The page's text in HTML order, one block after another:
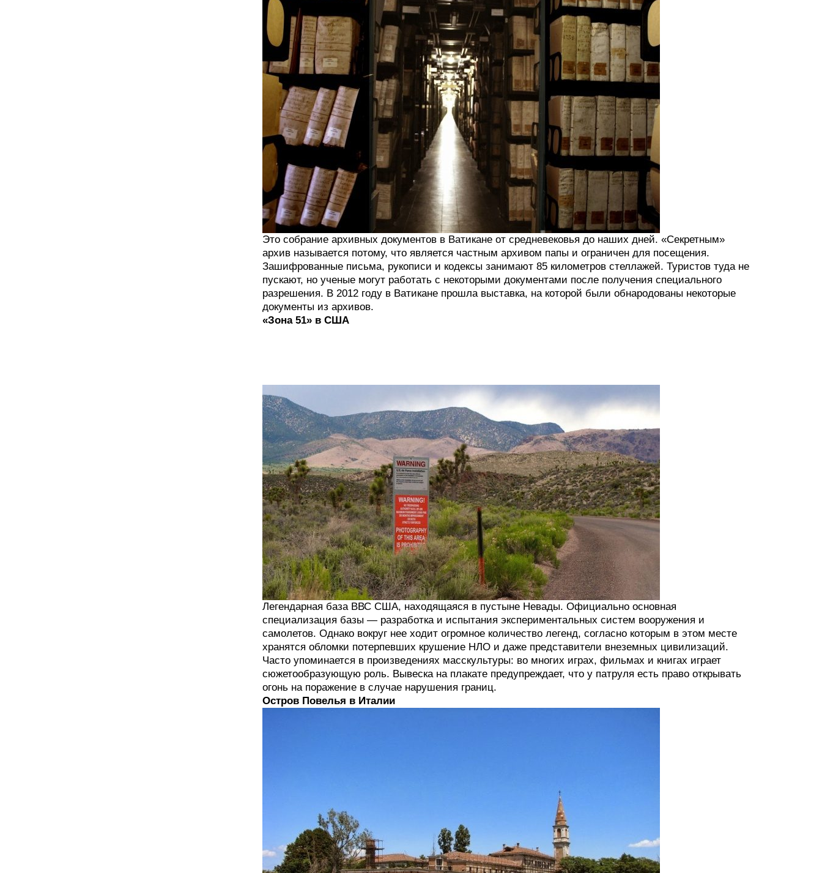
Это собрание архивных документов в Ватикане от средневековья до наших дней. «Секретным»
архив называется потому, что является частным архивом папы и ограничен для посещения.
Зашифрованные письма, рукописи и кодексы занимают 85 километров стеллажей. Туристов туда не
пускают, но ученые могут работать с некоторыми документами после получения специального
разрешения. В 2012 году в Ватикане прошла выставка, на которой были обнародованы некоторые
документы из архивов.
«Зона 51» в США
Легендарная база ВВС США, находящаяся в пустыне Невады. Официально основная
специализация базы — разработка и испытания экспериментальных систем вооружения и
самолетов. Однако вокруг нее ходит огромное количество легенд, согласно которым в этом месте
хранятся обломки потерпевших крушение НЛО и даже представители внеземных цивилизаций.
Часто упоминается в произведениях масскультуры: во многих играх, фильмах и книгах играет
сюжетообразующую роль. Вывеска на плакате предупреждает, что у патруля есть право открывать
огонь на поражение в случае нарушения границ.
Остров Повелья в Италии